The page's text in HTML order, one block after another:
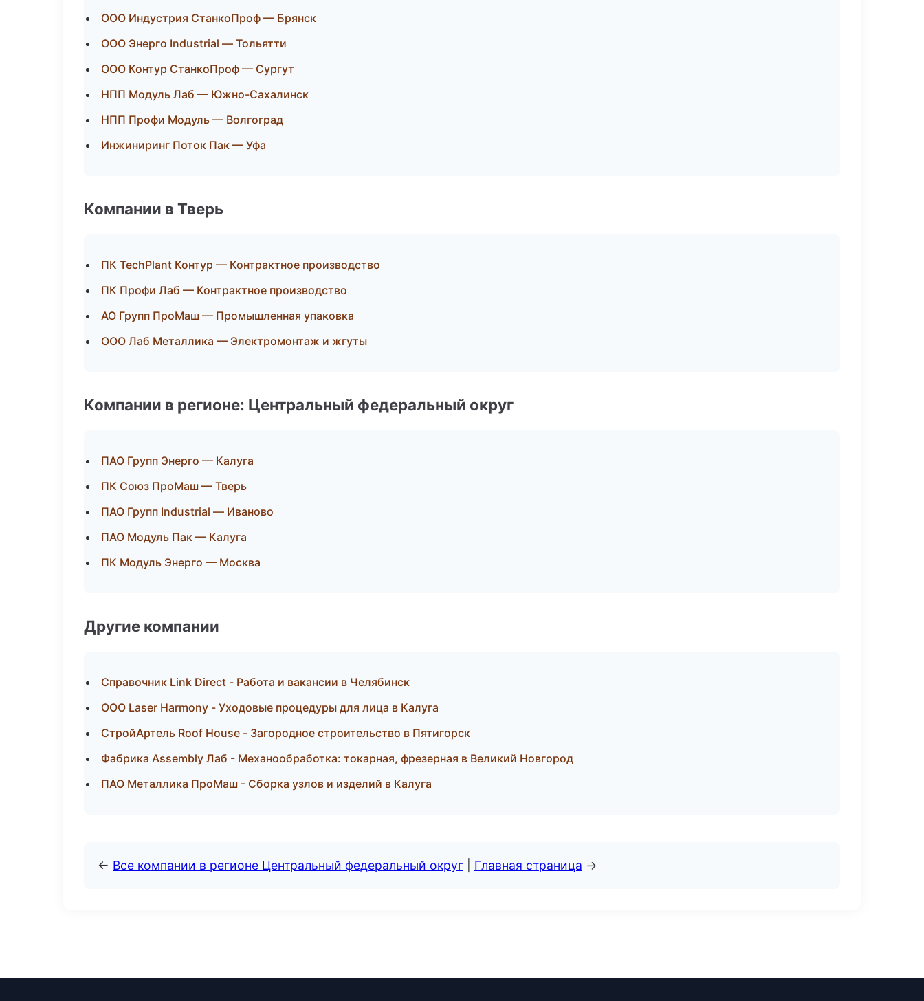
ООО Индустрия СтанкоПроф — Брянск
ООО Энерго Industrial — Тольятти
ООО Контур СтанкоПроф — Сургут
НПП Модуль Лаб — Южно-Сахалинск
НПП Профи Модуль — Волгоград
Инжиниринг Поток Пак — Уфа
Компании в Тверь
ПК TechPlant Контур — Контрактное производство
ПК Профи Лаб — Контрактное производство
АО Групп ПроМаш — Промышленная упаковка
ООО Лаб Металлика — Электромонтаж и жгуты
Компании в регионе: Центральный федеральный округ
ПАО Групп Энерго — Калуга
ПК Союз ПроМаш — Тверь
ПАО Групп Industrial — Иваново
ПАО Модуль Пак — Калуга
ПК Модуль Энерго — Москва
Другие компании
Справочник Link Direct - Работа и вакансии в Челябинск
ООО Laser Harmony - Уходовые процедуры для лица в Калуга
СтройАртель Roof House - Загородное строительство в Пятигорск
Фабрика Assembly Лаб - Механообработка: токарная, фрезерная в Великий Новгород
ПАО Металлика ПроМаш - Сборка узлов и изделий в Калуга
← Все компании в регионе Центральный федеральный округ Главная страница →